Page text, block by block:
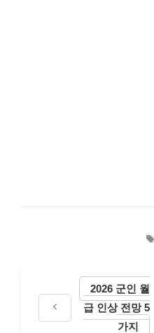
2026 군인 월
급 인상 전망 5
가지